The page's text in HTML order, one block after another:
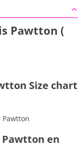
Pawtton (
Size chart
en